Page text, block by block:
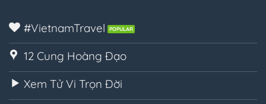
#VietnamTravel
12 Cung Hoàng Đạo
Xem Tử Vi Trọn Đời